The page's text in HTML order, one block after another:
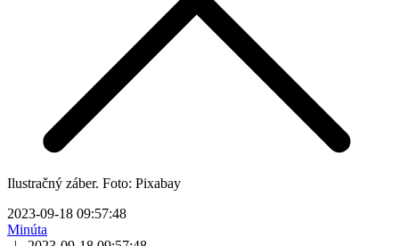
Ilustračný záber. Foto: Pixabay
2023-09-18 09:57:48
Minúta